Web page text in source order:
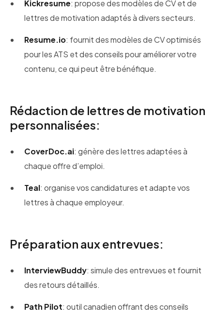
Kickresume: propose des modèles de CV et de
lettres de motivation adaptés à divers secteurs.
Resume.io: fournit des modèles de CV optimisés
pour les ATS et des conseils pour améliorer votre
contenu, ce qui peut être bénéfique.
Rédaction de lettres de motivation
personnalisées:
CoverDoc.ai: génère des lettres adaptées à
chaque offre d’emploi.
Teal: organise vos candidatures et adapte vos
lettres à chaque employeur.
Préparation aux entrevues:
InterviewBuddy: simule des entrevues et fournit
des retours détaillés.
Path Pilot: outil canadien offrant des conseils